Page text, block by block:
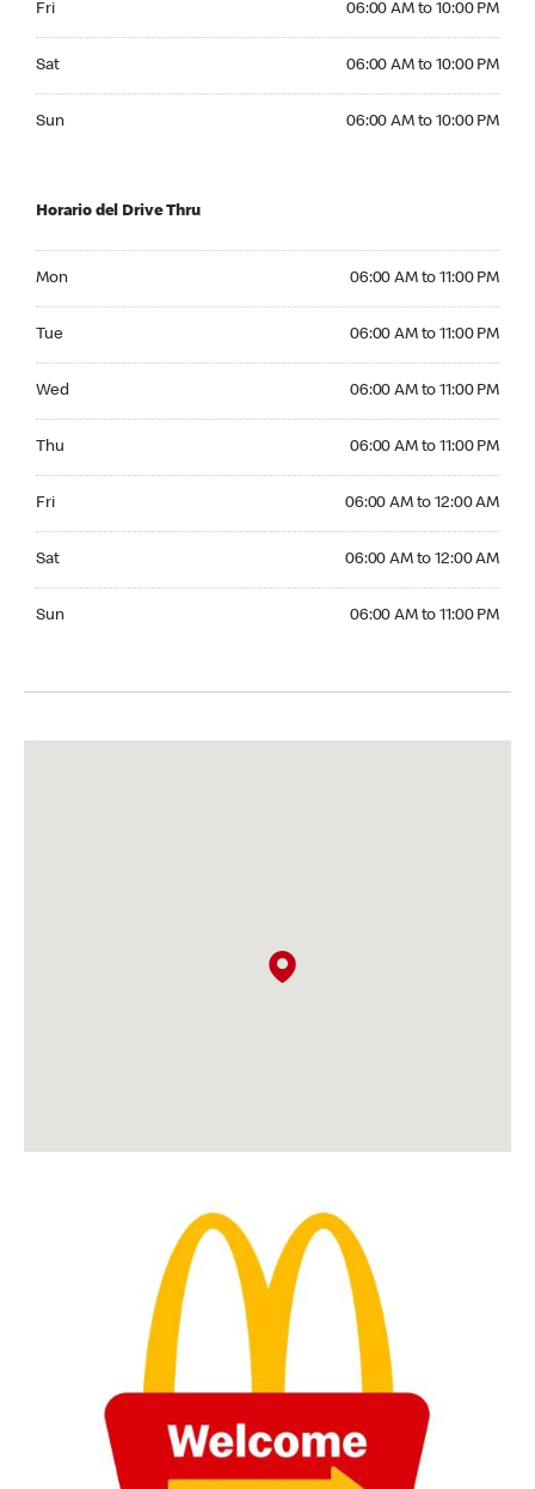
Fri 06:00 AM to 10:00 PM
Sat 06:00 AM to 10:00 PM
Sun 06:00 AM to 10:00 PM
Horario del Drive Thru
Mon 06:00 AM to 11:00 PM
Tue 06:00 AM to 11:00 PM
Wed 06:00 AM to 11:00 PM
Thu 06:00 AM to 11:00 PM
Fri 06:00 AM to 12:00 AM
Sat 06:00 AM to 12:00 AM
Sun 06:00 AM to 11:00 PM